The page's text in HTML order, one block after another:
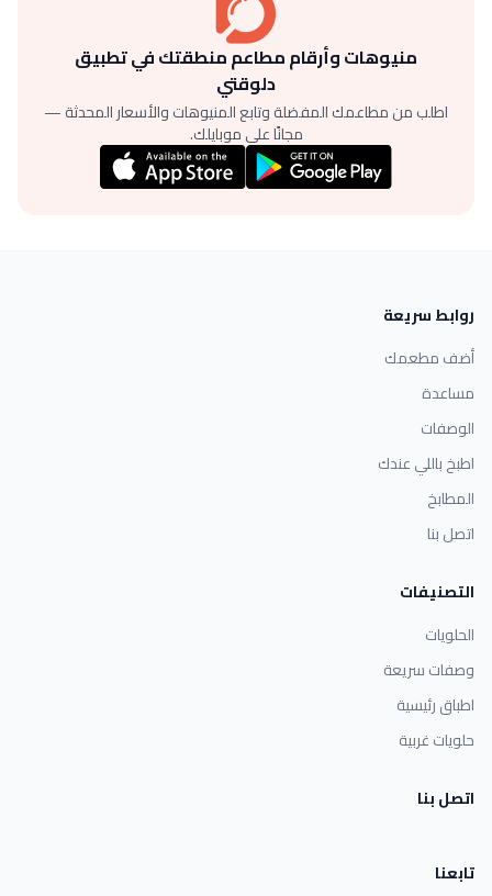
منيوهات وأرقام مطاعم منطقتك في تطبيق
دلوقتي
اطلب من مطاعمك المفضلة وتابع المنيوهات والأسعار المحدثة —
مجانًا على موبايلك.
روابط سريعة
أضف مطعمك
مساعدة
الوصفات
اطبخ باللي عندك
المطابخ
اتصل بنا
التصنيفات
الحلويات
وصفات سريعة
اطباق رئيسية
حلويات غربية
اتصل بنا
تابعنا